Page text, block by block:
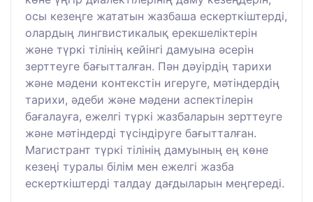
осы кезеңге жататын жазбаша ескерткіштерді,
олардың лингвистикалық ерекшеліктерін
және түркі тілінің кейінгі дамуына әсерін
зерттеуге бағытталған. Пән дәуірдің тарихи
және мәдени контекстін игеруге, мәтіндердің
тарихи, әдеби және мәдени аспектілерін
бағалауға, ежелгі түркі жазбаларын зерттеуге
және мәтіндерді түсіндіруге бағытталған.
Магистрант түркі тілінің дамуының ең көне
кезеңі туралы білім мен ежелгі жазба
ескерткіштерді талдау дағдыларын меңгереді.